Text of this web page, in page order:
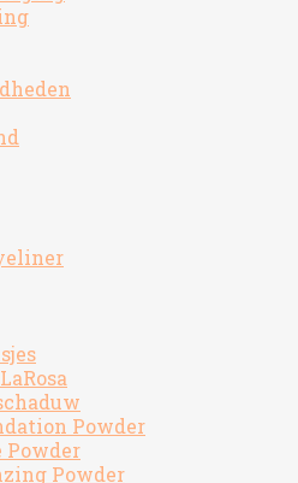
Powder
Powder
Powder